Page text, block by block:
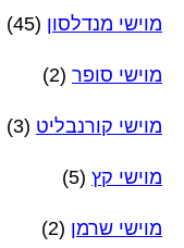
מוישי מנדלסון (45)
מוישי סופר (2)
מוישי קורנבליט (3)
מוישי קץ (5)
מוישי שרמן (2)